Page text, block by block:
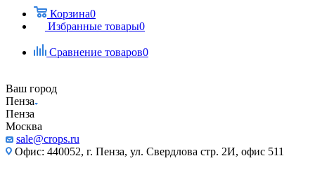
Корзина0
Избранные товары0
Сравнение товаров0
Ваш город
Пенза
Пенза
Москва
sale@crops.ru
Офис: 440052, г. Пенза, ул. Свердлова стр. 2И, офис 511